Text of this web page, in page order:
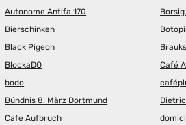
Autonome Antifa 170
Bierschinken
Black Pigeon
BlockaDO
bodo
Bündnis 8. März Dortmund
Cafe Aufbruch
Borsig
Brauks
Café